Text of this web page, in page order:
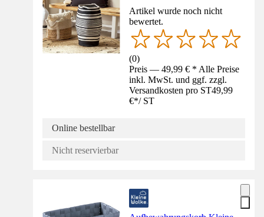
Artikel wurde noch nicht
bewertet.
(0)
Preis — 49,99 € * Alle Preise
inkl. MwSt. und ggf. zzgl.
Versandkosten pro ST49,99
€*/ ST
Online bestellbar
Nicht reservierbar